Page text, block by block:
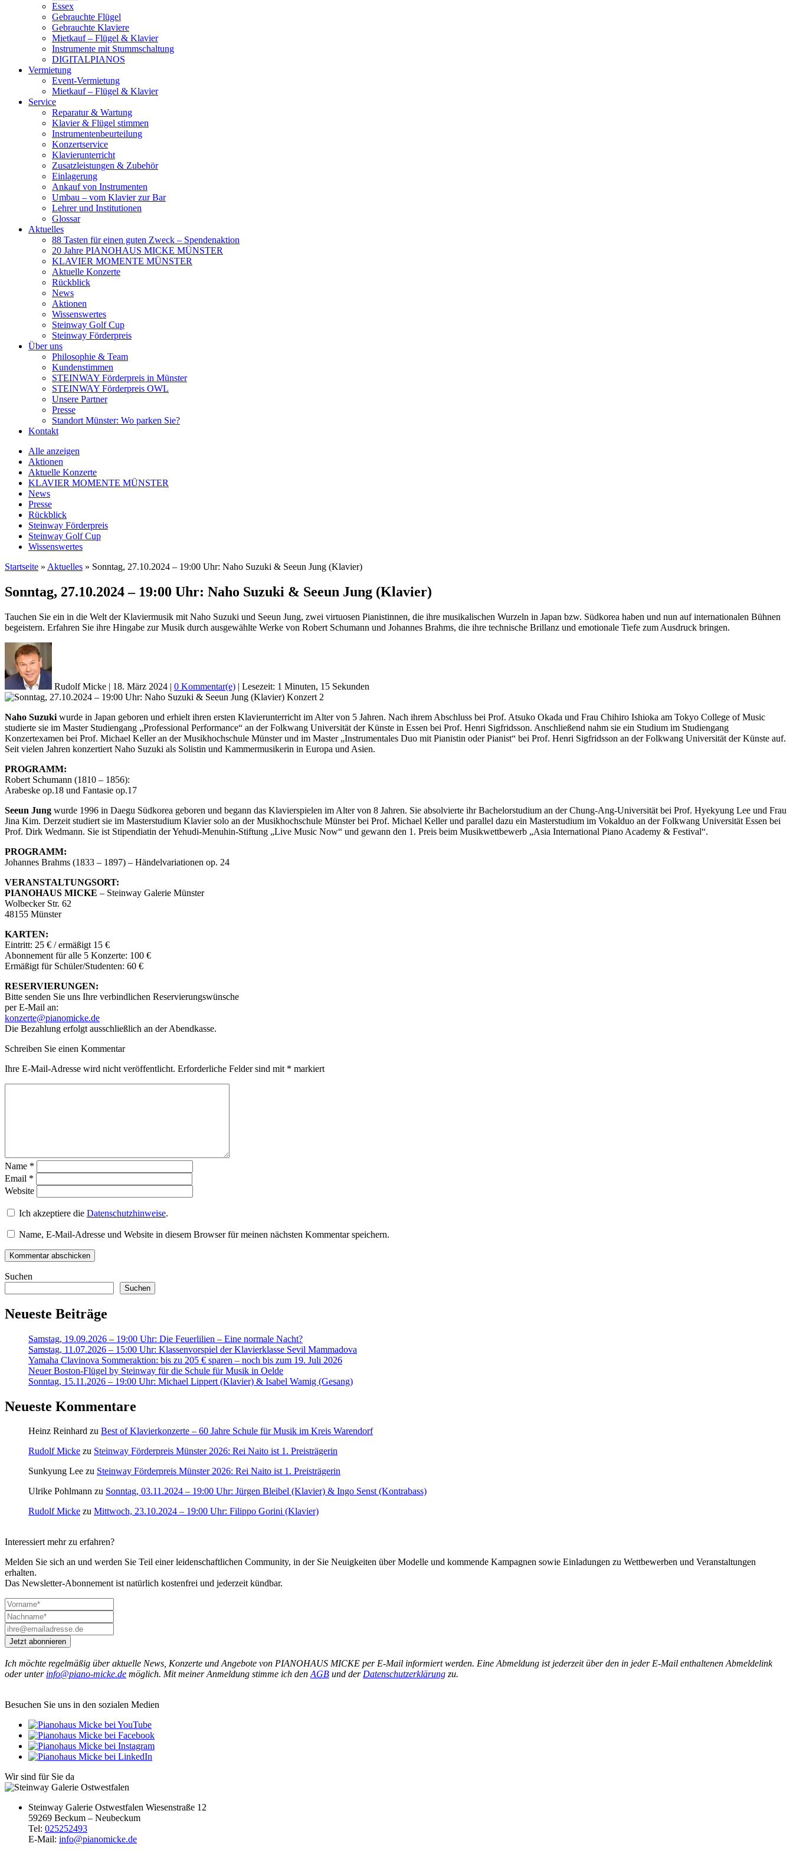
Essex
Gebrauchte Flügel
Gebrauchte Klaviere
Mietkauf – Flügel & Klavier
Instrumente mit Stummschaltung
DIGITALPIANOS
Vermietung
Event-Vermietung
Mietkauf – Flügel & Klavier
Service
Reparatur & Wartung
Klavier & Flügel stimmen
Instrumentenbeurteilung
Konzertservice
Klavierunterricht
Zusatzleistungen & Zubehör
Einlagerung
Ankauf von Instrumenten
Umbau – vom Klavier zur Bar
Lehrer und Institutionen
Glossar
Aktuelles
88 Tasten für einen guten Zweck – Spendenaktion
20 Jahre PIANOHAUS MICKE MÜNSTER
KLAVIER MOMENTE MÜNSTER
Aktuelle Konzerte
Rückblick
News
Aktionen
Wissenswertes
Steinway Golf Cup
Steinway Förderpreis
Über uns
Philosophie & Team
Kundenstimmen
STEINWAY Förderpreis in Münster
STEINWAY Förderpreis OWL
Unsere Partner
Presse
Standort Münster: Wo parken Sie?
Kontakt
Alle anzeigen
Aktionen
Aktuelle Konzerte
KLAVIER MOMENTE MÜNSTER
News
Presse
Rückblick
Steinway Förderpreis
Steinway Golf Cup
Wissenswertes
Startseite » Aktuelles » Sonntag, 27.10.2024 – 19:00 Uhr: Naho Suzuki & Seeun Jung (Klavier)
Sonntag, 27.10.2024 – 19:00 Uhr: Naho Suzuki & Seeun Jung (Klavier)
Tauchen Sie ein in die Welt der Klaviermusik mit Naho Suzuki und Seeun Jung, zwei virtuosen Pianistinnen, die ihre musikalischen Wurzeln in Japan bzw. Südkorea haben und nun auf internationalen Bühnen
begeistern. Erfahren Sie ihre Hingabe zur Musik durch ausgewählte Werke von Robert Schumann und Johannes Brahms, die ihre technische Brillanz und emotionale Tiefe zum Ausdruck bringen.
Rudolf Micke | 18. März 2024 | 0 Kommentar(e) | Lesezeit: 1 Minuten, 15 Sekunden
Konzert 2
Naho Suzuki wurde in Japan geboren und erhielt ihren ersten Klavierunterricht im Alter von 5 Jahren. Nach ihrem Abschluss bei Prof. Atsuko Okada und Frau Chihiro Ishioka am Tokyo College of Music
studierte sie im Master Studiengang „Professional Performance“ an der Folkwang Universität der Künste in Essen bei Prof. Henri Sigfridsson. Anschließend nahm sie ein Studium im Studiengang
Konzertexamen bei Prof. Michael Keller an der Musikhochschule Münster und im Master „Instrumentales Duo mit Pianistin oder Pianist“ bei Prof. Henri Sigfridsson an der Folkwang Universität der Künste auf.
Seit vielen Jahren konzertiert Naho Suzuki als Solistin und Kammermusikerin in Europa und Asien.
PROGRAMM:
Robert Schumann (1810 – 1856):
Arabeske op.18 und Fantasie op.17
Seeun Jung wurde 1996 in Daegu Südkorea geboren und begann das Klavierspielen im Alter von 8 Jahren. Sie absolvierte ihr Bachelorstudium an der Chung-Ang-Universität bei Prof. Hyekyung Lee und Frau
Jina Kim. Derzeit studiert sie im Masterstudium Klavier solo an der Musikhochschule Münster bei Prof. Michael Keller und parallel dazu ein Masterstudium im Vokalduo an der Folkwang Universität Essen bei
Prof. Dirk Wedmann. Sie ist Stipendiatin der Yehudi-Menuhin-Stiftung „Live Music Now“ und gewann den 1. Preis beim Musikwettbewerb „Asia International Piano Academy & Festival“.
PROGRAMM:
Johannes Brahms (1833 – 1897) – Händelvariationen op. 24
VERANSTALTUNGSORT:
PIANOHAUS MICKE – Steinway Galerie Münster
Wolbecker Str. 62
48155 Münster
KARTEN:
Eintritt: 25 € / ermäßigt 15 €
Abonnement für alle 5 Konzerte: 100 €
Ermäßigt für Schüler/Studenten: 60 €
RESERVIERUNGEN:
Bitte senden Sie uns Ihre verbindlichen Reservierungswünsche
per E-Mail an:
konzerte@pianomicke.de
Die Bezahlung erfolgt ausschließlich an der Abendkasse.
Schreiben Sie einen Kommentar
Ihre E-Mail-Adresse wird nicht veröffentlicht. Erforderliche Felder sind mit * markiert
Name *
Email *
Website
Ich akzeptiere die Datenschutzhinweise.
Name, E-Mail-Adresse und Website in diesem Browser für meinen nächsten Kommentar speichern.
Suchen
Suchen
Neueste Beiträge
Samstag, 19.09.2026 – 19:00 Uhr: Die Feuerlilien – Eine normale Nacht?
Samstag, 11.07.2026 – 15:00 Uhr: Klassenvorspiel der Klavierklasse Sevil Mammadova
Yamaha Clavinova Sommeraktion: bis zu 205 € sparen – noch bis zum 19. Juli 2026
Neuer Boston-Flügel by Steinway für die Schule für Musik in Oelde
Sonntag, 15.11.2026 – 19:00 Uhr: Michael Lippert (Klavier) & Isabel Wamig (Gesang)
Neueste Kommentare
Heinz Reinhard zu Best of Klavierkonzerte – 60 Jahre Schule für Musik im Kreis Warendorf
Rudolf Micke zu Steinway Förderpreis Münster 2026: Rei Naito ist 1. Preisträgerin
Sunkyung Lee zu Steinway Förderpreis Münster 2026: Rei Naito ist 1. Preisträgerin
Ulrike Pohlmann zu Sonntag, 03.11.2024 – 19:00 Uhr: Jürgen Bleibel (Klavier) & Ingo Senst (Kontrabass)
Rudolf Micke zu Mittwoch, 23.10.2024 – 19:00 Uhr: Filippo Gorini (Klavier)
Interessiert mehr zu erfahren?
Melden Sie sich an und werden Sie Teil einer leidenschaftlichen Community, in der Sie Neuigkeiten über Modelle und kommende Kampagnen sowie Einladungen zu Wettbewerben und Veranstaltungen
erhalten.
Das Newsletter-Abonnement ist natürlich kostenfrei und jederzeit kündbar.
Jetzt abonnieren
Ich möchte regelmäßig über aktuelle News, Konzerte und Angebote von PIANOHAUS MICKE per E-Mail informiert werden. Eine Abmeldung ist jederzeit über den in jeder E-Mail enthaltenen Abmeldelink
oder unter info@piano-micke.de möglich. Mit meiner Anmeldung stimme ich denAGB und derDatenschutzerklärung zu.
Besuchen Sie uns in den sozialen Medien
Wir sind für Sie da
Steinway Galerie Ostwestfalen Wiesenstraße 12
59269 Beckum – Neubeckum
Tel: 025252493
E-Mail: info@pianomicke.de